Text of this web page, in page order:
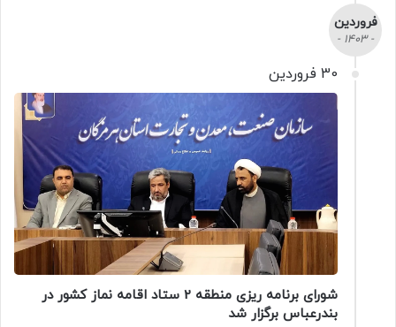
فروردین
- 1403 -
30 فروردین
شورای برنامه ریزی منطقه 2 ستاد اقامه نماز کشور در
بندرعباس برگزار شد